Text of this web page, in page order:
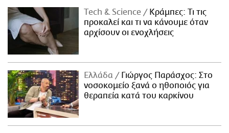
Τech & Science
Κράμπες: Τι τις
προκαλεί και τι να κάνουμε όταν
αρχίσουν οι ενοχλήσεις
Ελλάδα
Γιώργος Παράσχος: Στο
νοσοκομείο ξανά ο ηθοποιός για
θεραπεία κατά του καρκίνου